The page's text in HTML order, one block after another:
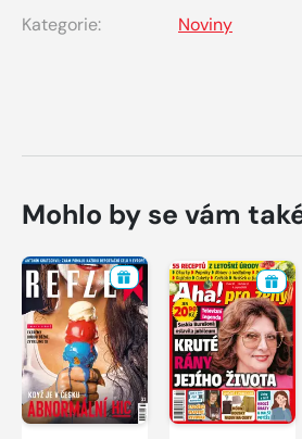
Kategorie:
Noviny
Mohlo by se vám